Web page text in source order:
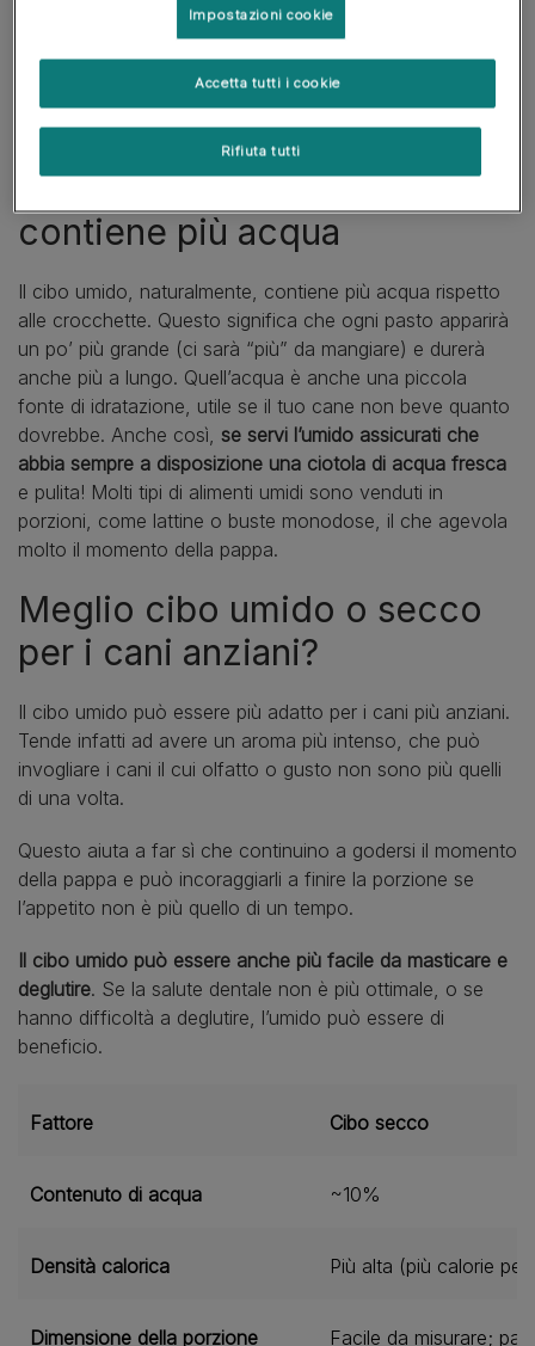
Mescolare cibo umido e secco
Il cibo umido per cani
contiene più acqua
Il cibo umido, naturalmente, contiene più acqua rispetto
alle crocchette. Questo significa che ogni pasto apparirà
un po’ più grande (ci sarà “più” da mangiare) e durerà
anche più a lungo. Quell’acqua è anche una piccola
fonte di idratazione, utile se il tuo cane non beve quanto
dovrebbe. Anche così, se servi l’umido assicurati che
abbia sempre a disposizione una ciotola di acqua fresca
e pulita! Molti tipi di alimenti umidi sono venduti in
porzioni, come lattine o buste monodose, il che agevola
molto il momento della pappa.
Meglio cibo umido o secco
per i cani anziani?
Il cibo umido può essere più adatto per i cani più anziani.
Tende infatti ad avere un aroma più intenso, che può
invogliare i cani il cui olfatto o gusto non sono più quelli
di una volta.
Questo aiuta a far sì che continuino a godersi il momento
della pappa e può incoraggiarli a finire la porzione se
l’appetito non è più quello di un tempo.
Il cibo umido può essere anche più facile da masticare e
deglutire. Se la salute dentale non è più ottimale, o se
hanno difficoltà a deglutire, l’umido può essere di
beneficio.
Fattore Cibo secco
Contenuto di acqua ~10%
Densità calorica Più alta (più calorie per
Dimensione della porzione Facile da misurare;
Impostazioni cookie
Rifiuta tutti
Accetta tutti i cookie